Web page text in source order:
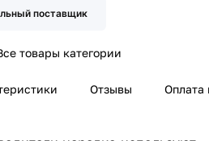
поставщик
товары категории
Отзывы Оплата